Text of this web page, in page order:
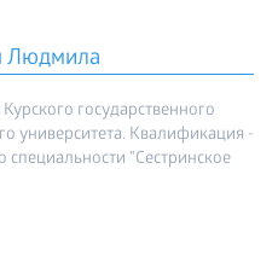
Людмила
государственного
университета. Квалификация -
специальности "Сестринское